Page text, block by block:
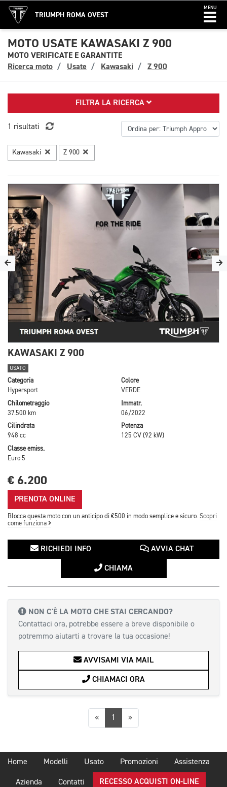
TRIUMPH ROMA OVEST
MENU
MOTO USATE KAWASAKI Z 900
MOTO VERIFICATE E GARANTITE
Ricerca moto
Usate Kawasaki Z 900
FILTRA LA RICERCA
1 risultati
Kawasaki Z 900
1/10
KAWASAKI Z 900
USATO
Categoria
Hypersport
Colore
VERDE
Chilometraggio
37.500 km
Immatr.
06/2022
Cilindrata
948 cc
Potenza
125 CV (92 kW)
Classe emiss.
Euro 5
€ 6.200
PRENOTA ONLINE
Blocca questa moto con un anticipo di €500 in modo semplice e sicuro. Scopri
come funziona
RICHIEDI INFO AVVIA CHAT
CHIAMA
NON C'È LA MOTO CHE STAI CERCANDO?
Contattaci ora, potrebbe essere a breve disponibile o
potremmo aiutarti a trovare la tua occasione!
AVVISAMI VIA MAIL
CHIAMACI ORA
«Precedente
1 »Successiva
Home Modelli Usato Promozioni Assistenza
Azienda Contatti RECESSO ACQUISTI ON-LINE